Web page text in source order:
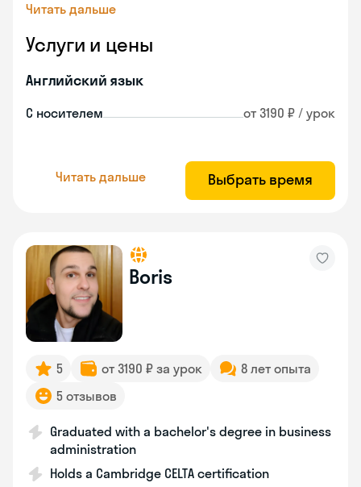
Читать дальше
Услуги и цены
Английский язык
С носителем от 3190 ₽ / урок
Читать дальше Выбрать время
Boris
5 от 3190 ₽ за урок
8 лет опыта
5 отзывов
Graduated with a bachelor's degree in business
administration
Holds a Cambridge CELTA certification